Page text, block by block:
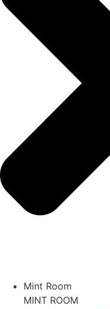
Mint Room
MINT ROOM